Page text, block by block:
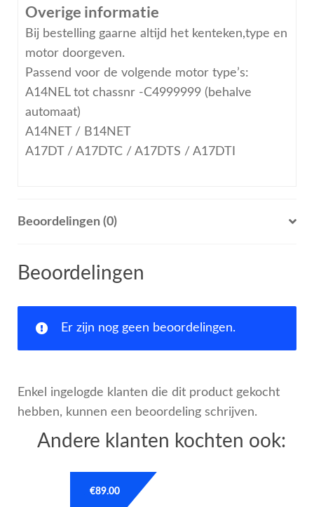
Overige informatie
Bij bestelling gaarne altijd het kenteken,type en
motor doorgeven.
Passend voor de volgende motor type’s:
A14NEL tot chassnr -C4999999 (behalve
automaat)
A14NET / B14NET
A17DT / A17DTC / A17DTS / A17DTI
Beoordelingen (0)
Beoordelingen
Er zijn nog geen beoordelingen.
Enkel ingelogde klanten die dit product gekocht
hebben, kunnen een beoordeling schrijven.
Andere klanten kochten ook:
€89.00